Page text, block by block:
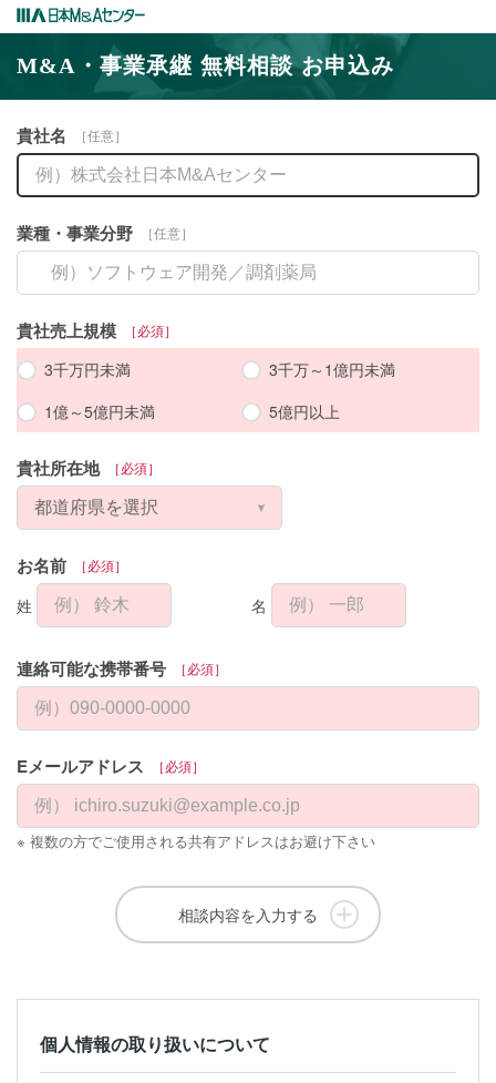
M&A・事業承継 無料相談 お申込み
貴社名
業種・事業分野
貴社売上規模
3千万円未満
3千万～1億円未満
1億～5億円未満
5億円以上
貴社所在地
お名前
姓 名
連絡可能な携帯番号
Eメールアドレス
※ 複数の方でご使用される共有アドレスはお避け下さい
相談内容を入力する
個人情報の取り扱いについて